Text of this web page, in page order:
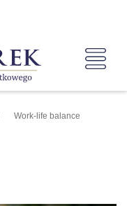
Work-life balance